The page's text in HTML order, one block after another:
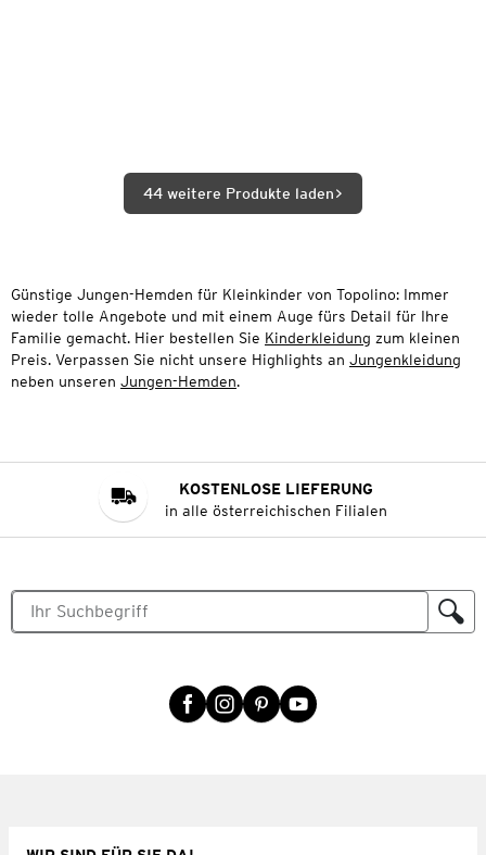
44 weitere Produkte laden
Günstige Jungen-Hemden für Kleinkinder von Topolino: Immer
wieder tolle Angebote und mit einem Auge fürs Detail für Ihre
Familie gemacht. Hier bestellen Sie Kinderkleidung zum kleinen
Preis. Verpassen Sie nicht unsere Highlights an Jungenkleidung
neben unseren Jungen-Hemden.
KOSTENLOSE LIEFERUNG
in alle österreichischen Filialen